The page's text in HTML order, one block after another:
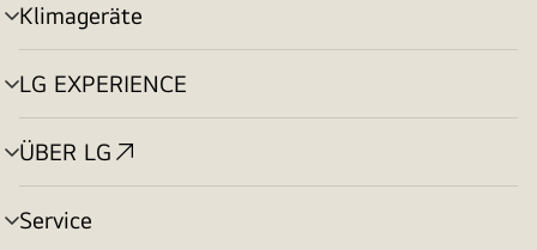
Klimageräte
Menü
umschalten
LG EXPERIENCE
Menü
umschalten
ÜBER LG
Menü
umschalten
Service
Menü